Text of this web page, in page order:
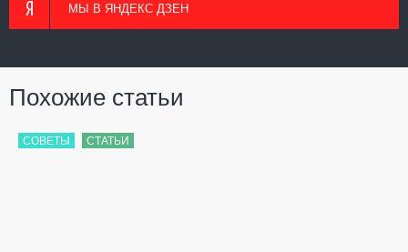
МЫ В ЯНДЕКС ДЗЕН
Похожие статьи
СОВЕТЫ СТАТЬИ